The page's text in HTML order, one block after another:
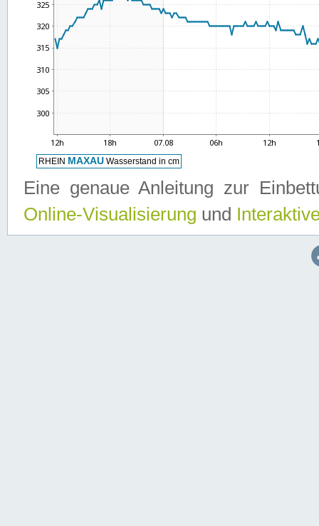
Eine genaue Anleitung zur
Online-Visualisierung und